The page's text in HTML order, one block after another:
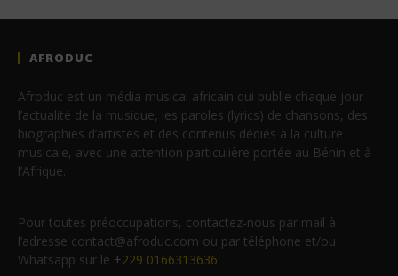
AFRODUC
Afroduc est un média musical africain qui publie chaque jour
l’actualité de la musique, les paroles (lyrics) de chansons, des
biographies d’artistes et des contenus dédiés à la culture
musicale, avec une attention particulière portée au Bénin et à
l’Afrique.
Pour toutes préoccupations, contactez-nous par mail à
l’adresse contact@afroduc.com ou par téléphone et/ou
Whatsapp sur le +229 0166313636.